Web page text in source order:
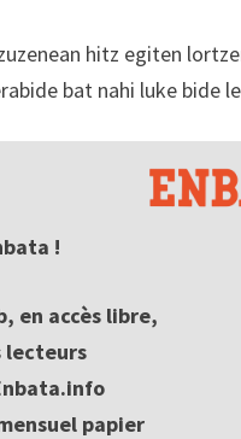
hitz egiten
bat nahi luke bide
!
en accès libre,
lecteurs
papier